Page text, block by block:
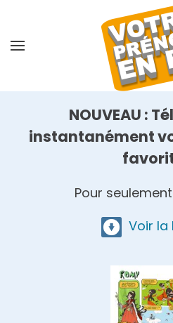
NOUVEAU :
instantanément
Pour
Voir la